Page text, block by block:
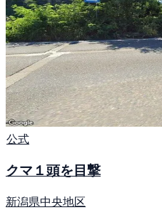
公式
クマ１頭を目撃
新潟県中央地区